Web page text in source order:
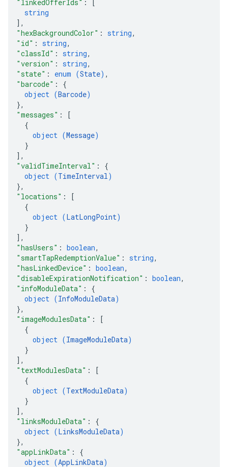
"linkedOfferIds" :
[
string
] ,
"hexBackgroundColor" : string,
"id" : string,
"classId" : string,
"version" : string,
"state" : enum (State) ,
"barcode" : {
object (Barcode)
},
"messages" :
[
{
object (Message)
}
] ,
"validTimeInterval" : {
object (TimeInterval)
},
"locations" :
[
{
object (LatLongPoint)
}
] ,
"hasUsers" : boolean,
"smartTapRedemptionValue" : string,
"hasLinkedDevice" : boolean,
"disableExpirationNotification" : boolean,
"infoModuleData" : {
object (InfoModuleData)
},
"imageModulesData" :
[
{
object (ImageModuleData)
}
] ,
"textModulesData" :
[
{
object (TextModuleData)
}
] ,
"linksModuleData" : {
object (LinksModuleData)
},
"appLinkData" : {
object (AppLinkData)